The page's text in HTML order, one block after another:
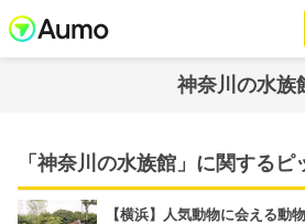
神奈川の水族
「神奈川の水族館」に関する
【横浜】人気動物に会える動